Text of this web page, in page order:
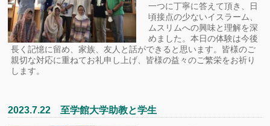
一つに丁寧に答えて頂き、日
頃接点の少ないイスラーム、
ムスリムへの興味と理解を深
めました。本日の体験は今後
長く記憶に留め、家族、友人と話ができると思います。皆様のご
親切な対応に重ねてお礼申し上げ、皆様の益々のご繁栄をお祈り
します。
2023.7.22 至学館大学助教と学生